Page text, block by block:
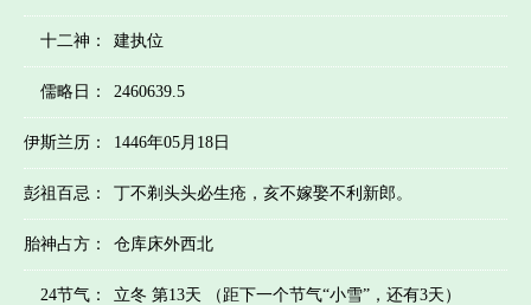
十二神： 建执位
儒略日： 2460639.5
伊斯兰历： 1446年05月18日
彭祖百忌： 丁不剃头头必生疮，亥不嫁娶不利新郎。
胎神占方： 仓库床外西北
24节气： 立冬 第13天 （距下一个节气“小雪”，还有3天）